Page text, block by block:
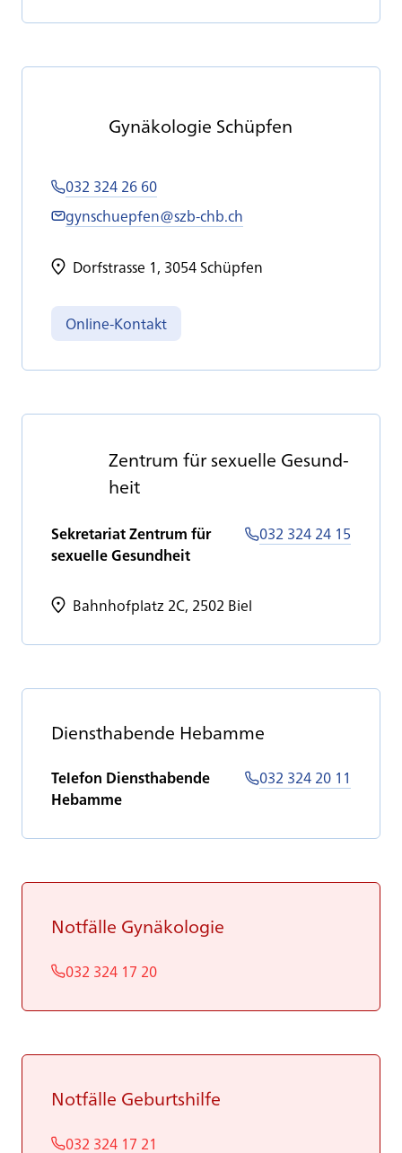
Gy­nä­ko­lo­gie Schüp­fen
032 324 26 60
gynschuepfen@szb-chb.ch
Dorfstrasse 1, 3054 Schüpfen
Online-Kontakt
Zen­trum für se­xu­el­le Ge­sund­
heit
Sekretariat Zentrum für
sexuelle Gesundheit
032 324 24 15
Bahnhofplatz 2C, 2502 Biel
Dienst­ha­ben­de Heb­am­me
Telefon Diensthabende
Hebamme
032 324 20 11
Not­fäl­le Gy­nä­ko­lo­gie
032 324 17 20
Not­fäl­le Ge­burts­hil­fe
032 324 17 21